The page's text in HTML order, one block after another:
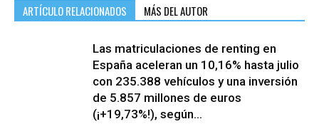
ARTÍCULO RELACIONADOS MÁS DEL AUTOR
Las matriculaciones de renting en
España aceleran un 10,16% hasta julio
con 235.388 vehículos y una inversión
de 5.857 millones de euros
(¡+19,73%!), según...